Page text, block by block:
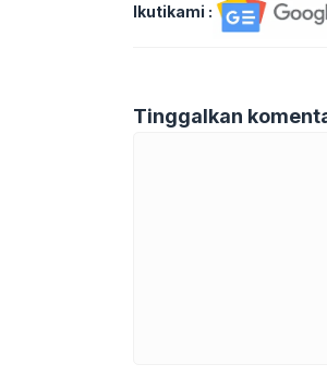
Ikutikami :
Tinggalkan